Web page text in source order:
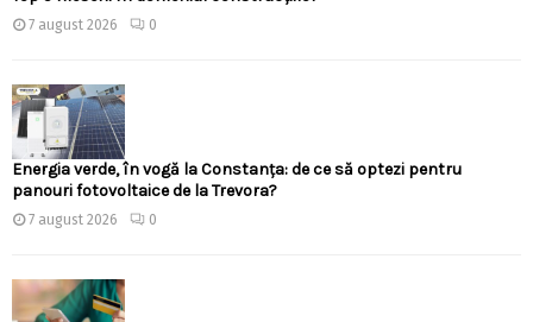
7 august 2026 0
Energia verde, în vogă la Constanța: de ce să optezi pentru
panouri fotovoltaice de la Trevora?
7 august 2026 0